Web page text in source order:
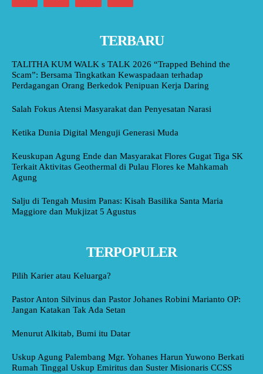
TERBARU
TALITHA KUM WALK s TALK 2026 “Trapped Behind the
Scam”: Bersama Tingkatkan Kewaspadaan terhadap
Perdagangan Orang Berkedok Penipuan Kerja Daring
Salah Fokus Atensi Masyarakat dan Penyesatan Narasi
Ketika Dunia Digital Menguji Generasi Muda
Keuskupan Agung Ende dan Masyarakat Flores Gugat Tiga SK
Terkait Aktivitas Geothermal di Pulau Flores ke Mahkamah
Agung
Salju di Tengah Musim Panas: Kisah Basilika Santa Maria
Maggiore dan Mukjizat 5 Agustus
TERPOPULER
Pilih Karier atau Keluarga?
Pastor Anton Silvinus dan Pastor Johanes Robini Marianto OP:
Jangan Katakan Tak Ada Setan
Menurut Alkitab, Bumi itu Datar
Uskup Agung Palembang Mgr. Yohanes Harun Yuwono Berkati
Rumah Tinggal Uskup Emiritus dan Suster Misionaris CCSS